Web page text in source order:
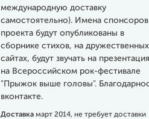
международную доставку
самостоятельно). Имена спонсоров
проекта будут опубликованы в
сборнике стихов, на дружественных
сайтах, будут звучать на
на Всероссийском рок-фестивале
"Прыжок выше головы".
вконтакте.
Доставка март 2014, не требует доставки